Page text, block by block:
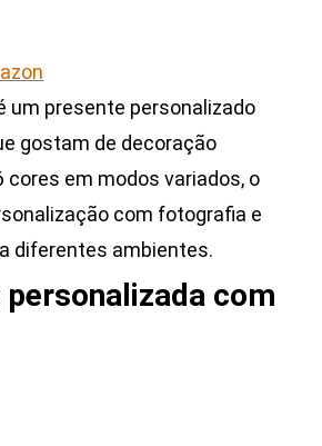
um presente personalizado
gostam de decoração
cores em modos variados, o
com fotografia e
diferentes ambientes.
com